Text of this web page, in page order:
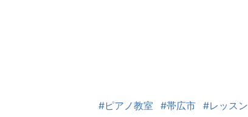
#ピアノ教室 #帯広市 #レッスン